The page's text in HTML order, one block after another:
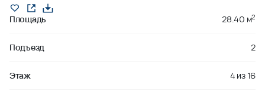
Площадь 28.40 м2
Подъезд 2
Этаж 4 из16